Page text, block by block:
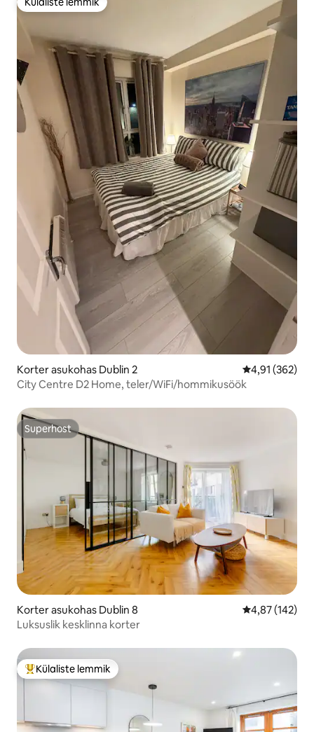
Külaliste lemmik
Korter asukohas Dublin 2 Keskmine
4,91 (362)
City Centre D2 Home, teler/WiFi/hommikusöök
Superhost
Superhost
Korter asukohas Dublin 8 Keskmine
4,87 (142)
Luksuslik kesklinna korter
Külaliste suur lemmik
Külaliste lemmik